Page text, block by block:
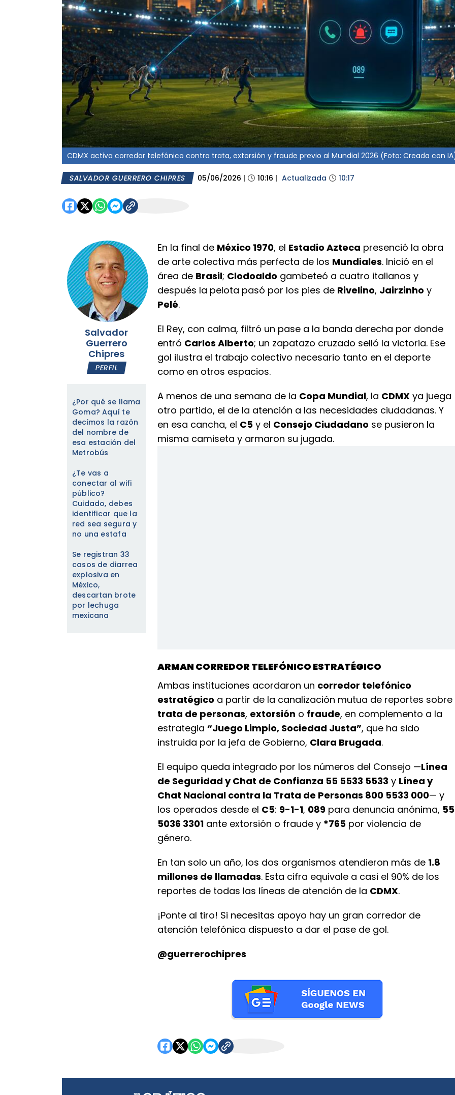
CDMX activa corredor telefónico contra trata, extorsión y fraude previo al Mundial 2026 (Foto: Creada con
SALVADOR GUERRERO CHIPRES 05/06/2026 | 10:16 | Actualizada 10:17
Salvador
Guerrero
Chipres
PERFIL
¿Por qué se llama
Goma? Aquí te
decimos la razón
del nombre de
esa estación del
Metrobús
¿Te vas a
conectar al wifi
público?
Cuidado, debes
identificar que la
red sea segura y
no una estafa
Se registran 33
casos de diarrea
explosiva en
México,
descartan brote
por lechuga
mexicana
En la final de México 1970, el Estadio Azteca presenció la obra
de arte colectiva más perfecta de los Mundiales. Inició en el
área de Brasil; Clodoaldo gambeteó a cuatro italianos y
después la pelota pasó por los pies de Rivelino, Jairzinho y
Pelé.
El Rey, con calma, filtró un pase a la banda derecha por donde
entró Carlos Alberto; un zapatazo cruzado selló la victoria. Ese
gol ilustra el trabajo colectivo necesario tanto en el deporte
como en otros espacios.
A menos de una semana de la Copa Mundial, la CDMX ya juega
otro partido, el de la atención a las necesidades ciudadanas. Y
en esa cancha, el C5 y el Consejo Ciudadano se pusieron la
misma camiseta y armaron su jugada.
ARMAN CORREDOR TELEFÓNICO ESTRATÉGICO
Ambas instituciones acordaron un corredor telefónico
estratégico a partir de la canalización mutua de reportes sobre
trata de personas, extorsión o fraude, en complemento a la
estrategia “Juego Limpio, Sociedad Justa”, que ha sido
instruida por la jefa de Gobierno, Clara Brugada.
El equipo queda integrado por los números del Consejo —Línea
de Seguridad y Chat de Confianza 55 5533 5533 y Línea y
Chat Nacional contra la Trata de Personas 800 5533 000— y
los operados desde el C5: 9-1-1, 089 para denuncia anónima, 55
5036 3301 ante extorsión o fraude y *765 por violencia de
género.
En tan solo un año, los dos organismos atendieron más de 1.8
millones de llamadas. Esta cifra equivale a casi el 90% de los
reportes de todas las líneas de atención de la CDMX.
¡Ponte al tiro! Si necesitas apoyo hay un gran corredor de
atención telefónica dispuesto a dar el pase de gol.
@guerrerochipres